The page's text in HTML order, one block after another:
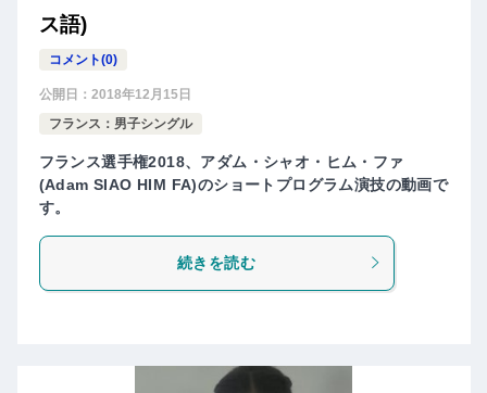
ス語)
コメント(0)
公開日： 2018年12月15日
フランス：男子シングル
フランス選手権2018、アダム・シャオ・ヒム・ファ
(Adam SIAO HIM FA)のショートプログラム演技の動画で
す。
続きを読む